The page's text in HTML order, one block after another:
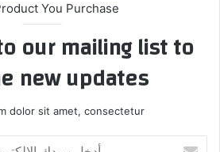
You Purchase
our mailing list to
new updates!
dolor sit amet, consectetur.